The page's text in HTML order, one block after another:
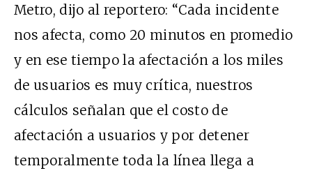
Metro, dijo al reportero: “Cada incidente
nos afecta, como 20 minutos en promedio
y en ese tiempo la afectación a los miles
de usuarios es muy crítica, nuestros
cálculos señalan que el costo de
afectación a usuarios y por detener
temporalmente toda la línea llega a